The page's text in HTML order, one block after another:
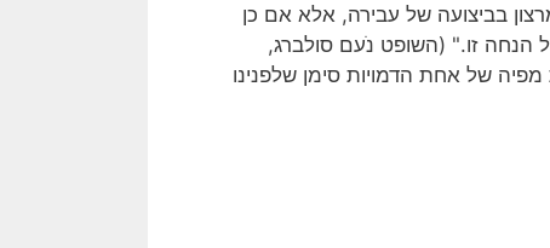
בביצועה של עבירה, אלא אם כן
הנחה זו." (השופט נֹעם סולברג,
מפיה של אחת הדמויות סימן שלפנינו